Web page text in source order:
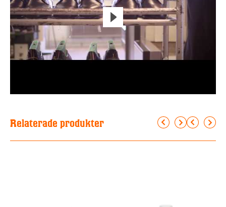
Relaterade produkter